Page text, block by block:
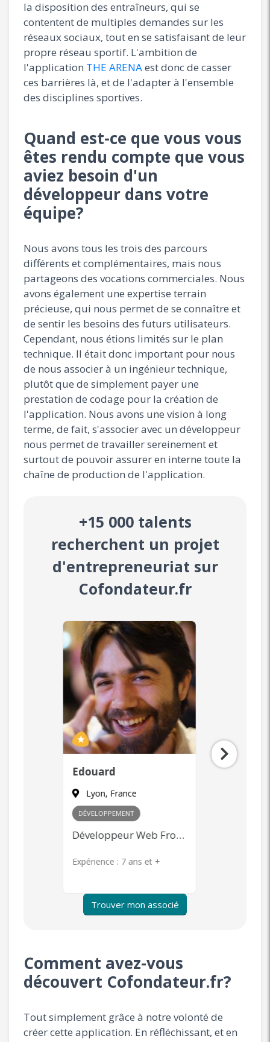
la disposition des entraîneurs, qui se
contentent de multiples demandes sur les
réseaux sociaux, tout en se satisfaisant de leur
propre réseau sportif. L'ambition de
l'application THE ARENAest donc de casser
ces barrières là, et de l'adapter à l'ensemble
des disciplines sportives.
Quand est-ce que vous vous
êtes rendu compte que vous
aviez besoin d'un
développeur dans votre
équipe?
Nous avons tous les trois des parcours
différents et complémentaires, mais nous
partageons des vocations commerciales. Nous
avons également une expertise terrain
précieuse, qui nous permet de se connaître et
de sentir les besoins des futurs utilisateurs.
Cependant, nous étions limités sur le plan
technique. Il était donc important pour nous
de nous associer à un ingénieur technique,
plutôt que de simplement payer une
prestation de codage pour la création de
l'application. Nous avons une vision à long
terme, de fait, s'associer avec un développeur
nous permet de travailler sereinement et
surtout de pouvoir assurer en interne toute la
chaîne de production de l'application.
+15 000 talents
recherchent un projet
d'entrepreneuriat sur
Cofondateur.fr
Laurent
Paris, France
MARKETING + 1
Community Management, Content Marketing, Publicité en ligne, Product Management
Expérience : 7 ans et +
Zaya
Trouver mon associé
Comment avez-vous
découvert Cofondateur.fr?
Tout simplement grâce à notre volonté de
créer cette application. En réfléchissant, et en